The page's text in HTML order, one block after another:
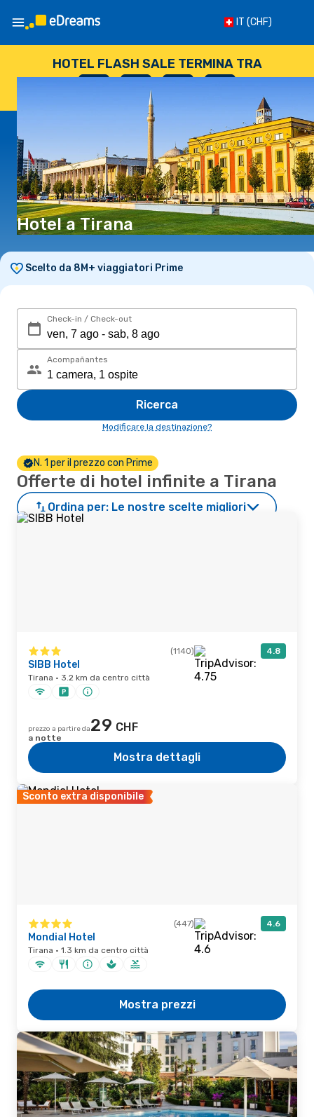
IT (CHF)
HOTEL FLASH SALE TERMINA TRA
Hotel a Tirana
Scelto da 8M+ viaggiatori Prime
Check-in / Check-out
Acompañantes
Ricerca
Modificare la destinazione?
N. 1 per il prezzo con Prime
Offerte di hotel infinite a Tirana
Ordina per: Le nostre scelte migliori
(1140) 4.8
SIBB Hotel
Tirana · 3.2 km da centro città
prezzo a partire da29 CHF
a notte
Mostra dettagli
Sconto extra disponibile
(447) 4.6
Mondial Hotel
Tirana · 1.3 km da centro città
Mostra prezzi